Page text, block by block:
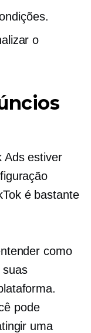
o
Ads estiver
é bastante
como
suas
pode
uma